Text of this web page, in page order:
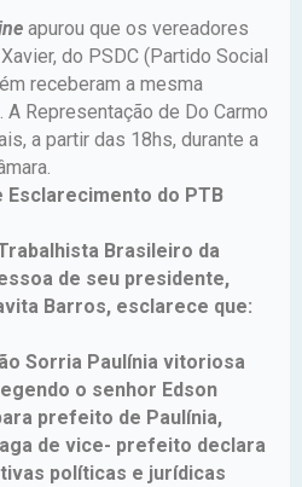
apurou que os vereadores
do PSDC (Partido Social
receberam a mesma
Representação de Do Carmo
a partir das 18hs, durante a
Esclarecimento do PTB
Brasileiro da
de seu presidente,
Barros, esclarece que:
Sorria Paulínia vitoriosa
o senhor Edson
prefeito de Paulínia,
de vice- prefeito declara
políticas e jurídicas